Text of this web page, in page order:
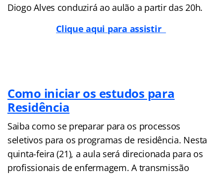
Diogo Alves conduzirá ao aulão a partir das 20h.
Clique aqui para assistir
Como iniciar os estudos para
Residência
Saiba como se preparar para os processos
seletivos para os programas de residência. Nesta
quinta-feira (21), a aula será direcionada para os
profissionais de enfermagem. A transmissão